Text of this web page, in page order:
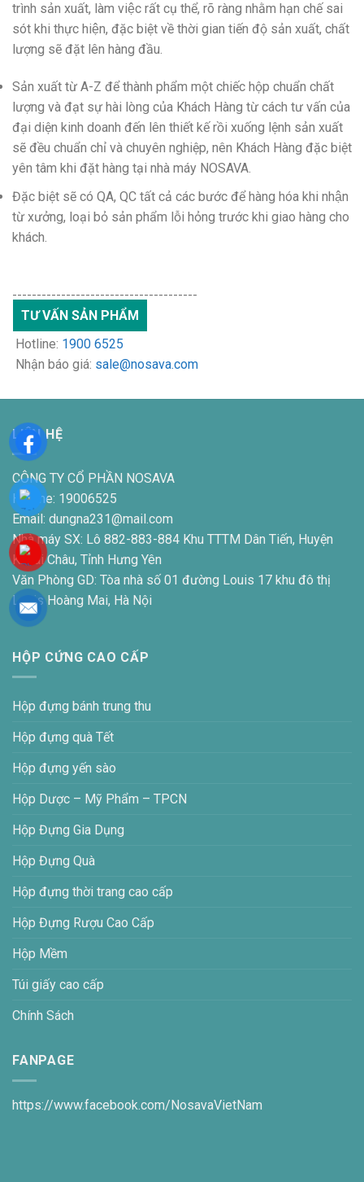
trình sản xuất, làm việc rất cụ thể, rõ ràng nhằm hạn chế sai
sót khi thực hiện, đặc biệt về thời gian tiến độ sản xuất, chất
lượng sẽ đặt lên hàng đầu.
Sản xuất từ A-Z để thành phẩm một chiếc hộp chuẩn chất
lượng và đạt sự hài lòng của Khách Hàng từ cách tư vấn của
đại diện kinh doanh đến lên thiết kế rồi xuống lệnh sản xuất
sẽ đều chuẩn chỉ và chuyên nghiệp, nên Khách Hàng đặc biệt
yên tâm khi đặt hàng tại nhà máy NOSAVA.
Đặc biệt sẽ có QA, QC tất cả các bước để hàng hóa khi nhận
từ xưởng, loại bỏ sản phẩm lỗi hỏng trước khi giao hàng cho
khách.
--------------------------------------
TƯ VẤN SẢN PHẨM
Hotline: 1900 6525
Nhận báo giá: sale@nosava.com
LIÊN HỆ
CÔNG TY CỔ PHẦN NOSAVA
Hotline: 19006525
Email: dungna231@mail.com
Nhà máy SX: Lô 882-883-884 Khu TTTM Dân Tiến, Huyện
Khoái Châu, Tỉnh Hưng Yên
Văn Phòng GD: Tòa nhà số 01 đường Louis 17 khu đô thị
Louis Hoàng Mai, Hà Nội
HỘP CỨNG CAO CẤP
Hộp đựng bánh trung thu
Hộp đựng quà Tết
Hộp đựng yến sào
Hộp Dược – Mỹ Phẩm – TPCN
Hộp Đựng Gia Dụng
Hộp Đựng Quà
Hộp đựng thời trang cao cấp
Hộp Đựng Rượu Cao Cấp
Hộp Mềm
Túi giấy cao cấp
Chính Sách
FANPAGE
https://www.facebook.com/NosavaVietNam